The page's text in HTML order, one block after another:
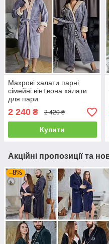
Махрові халати парні
сімейні він+вона халати
для пари
2 240 ₴ 2 420 ₴
Купити
Акційні пропозиції та
–8%